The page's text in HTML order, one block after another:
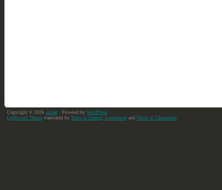
Copyright © 2026 aimak· Powered by WordPress
Lightword Themetranslated by Toute la finance, A remuweband Mode et Chaussures